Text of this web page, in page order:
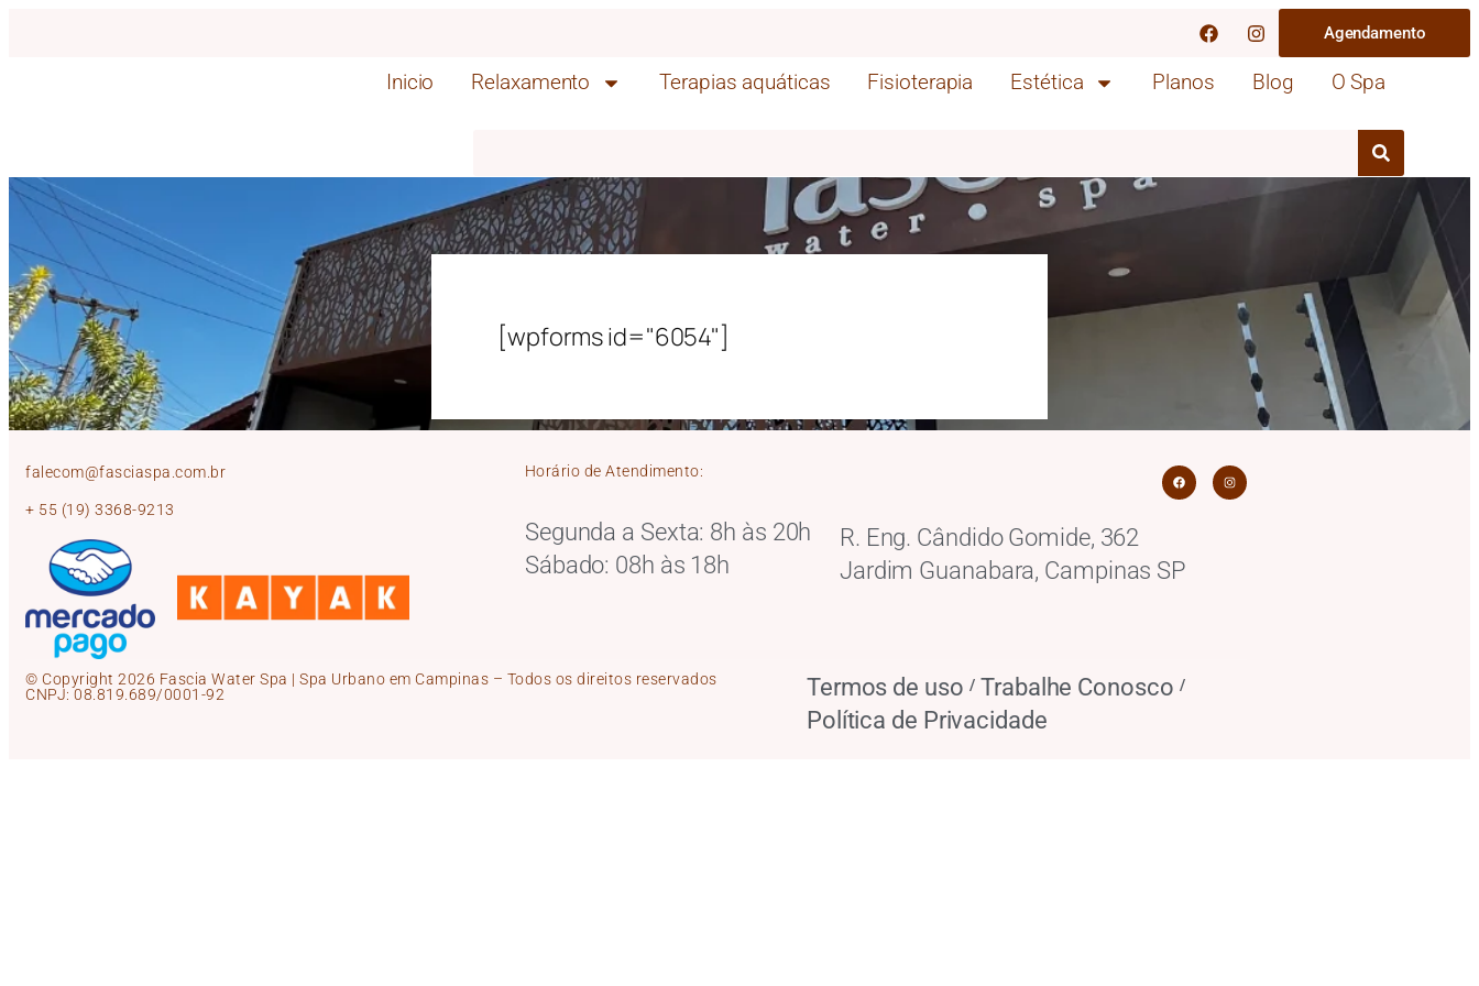
Agendamento
Inicio Relaxamento Terapias aquáticas Fisioterapia Estética Planos Blog O Spa
[wpforms id="6054"]
falecom@fasciaspa.com.br
+ 55 (19) 3368-9213
Horário de Atendimento:
Segunda a Sexta: 8h às 20h
Sábado: 08h às 18h
R. Eng. Cândido Gomide, 362
Jardim Guanabara, Campinas SP
© Copyright 2026 Fascia Water Spa | Spa Urbano em Campinas – Todos os direitos reservados
CNPJ: 08.819.689/0001-92 Termos de uso / Trabalhe Conosco /
Política de Privacidade